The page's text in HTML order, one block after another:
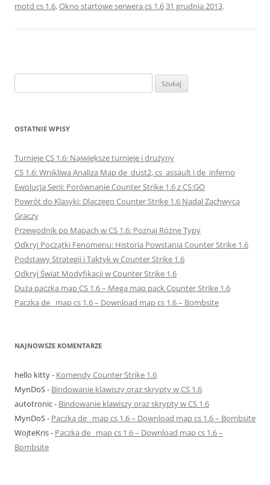
motd cs 1.6,Okno startowe serwera cs 1.631 grudnia 2013.
OSTATNIE WPISY
Turnieje CS 1.6: Największe turnieje i drużyny
CS 1.6: Wnikliwa Analiza Map de_dust2, cs_assault i de_inferno
Ewolucja Serii: Porównanie Counter Strike 1.6 z CS:GO
Powrót do Klasyki: Dlaczego Counter Strike 1.6 Nadal Zachwyca
Graczy
Przewodnik po Mapach w CS 1.6: Poznaj Różne Typy
Odkryj Początki Fenomenu: Historia Powstania Counter Strike 1.6
Podstawy Strategii i Taktyk w Counter Strike 1.6
Odkryj Świat Modyfikacji w Counter Strike 1.6
Duża paczka map CS 1.6 – Mega map pack Counter Strike 1.6
Paczka de_ map cs 1.6 – Download map cs 1.6 – Bombsite
NAJNOWSZE KOMENTARZE
hello kitty- Komendy Counter Strike 1.6
MynDoS- Bindowanie klawiszy oraz skrypty w CS 1.6
autotronic- Bindowanie klawiszy oraz skrypty w CS 1.6
MynDoS- Paczka de_ map cs 1.6 – Download map cs 1.6 – Bombsite
WojteKris- Paczka de_ map cs 1.6 – Download map cs 1.6 –
Bombsite